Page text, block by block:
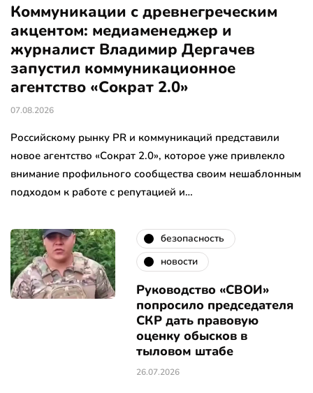
Коммуникации с древнегреческим
акцентом: медиаменеджер и
журналист Владимир Дергачев
запустил коммуникационное
агентство «Сократ 2.0»
07.08.2026
Российскому рынку PR и коммуникаций представили
новое агентство «Сократ 2.0», которое уже привлекло
внимание профильного сообщества своим нешаблонным
подходом к работе с репутацией и…
безопасность
новости
Руководство «СВОИ»
попросило председателя
СКР дать правовую
оценку обысков в
тыловом штабе
26.07.2026